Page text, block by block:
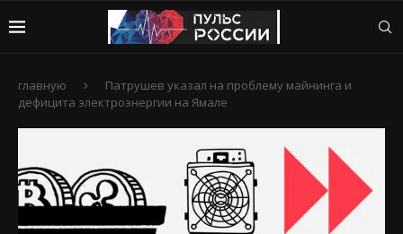
главную
Патрушев указал на проблему майнинга и
дефицита электроэнергии на Ямале